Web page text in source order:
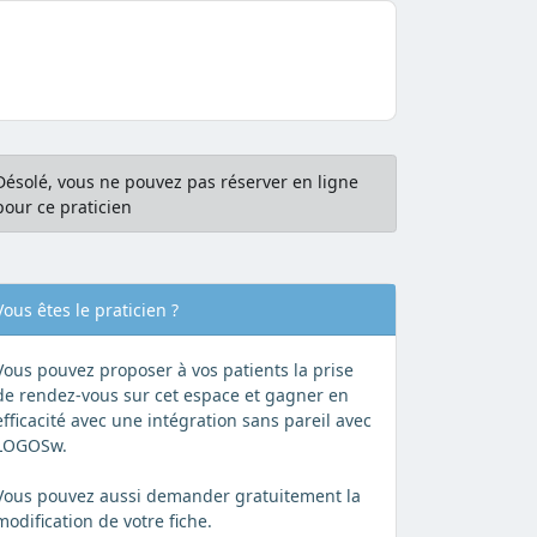
vous ne pouvez pas réserver en ligne
ce praticien
êtes le praticien ?
pouvez proposer à vos patients la prise
rendez-vous sur cet espace et gagner en
avec une intégration sans pareil avec
pouvez aussi demander gratuitement la
de votre fiche.